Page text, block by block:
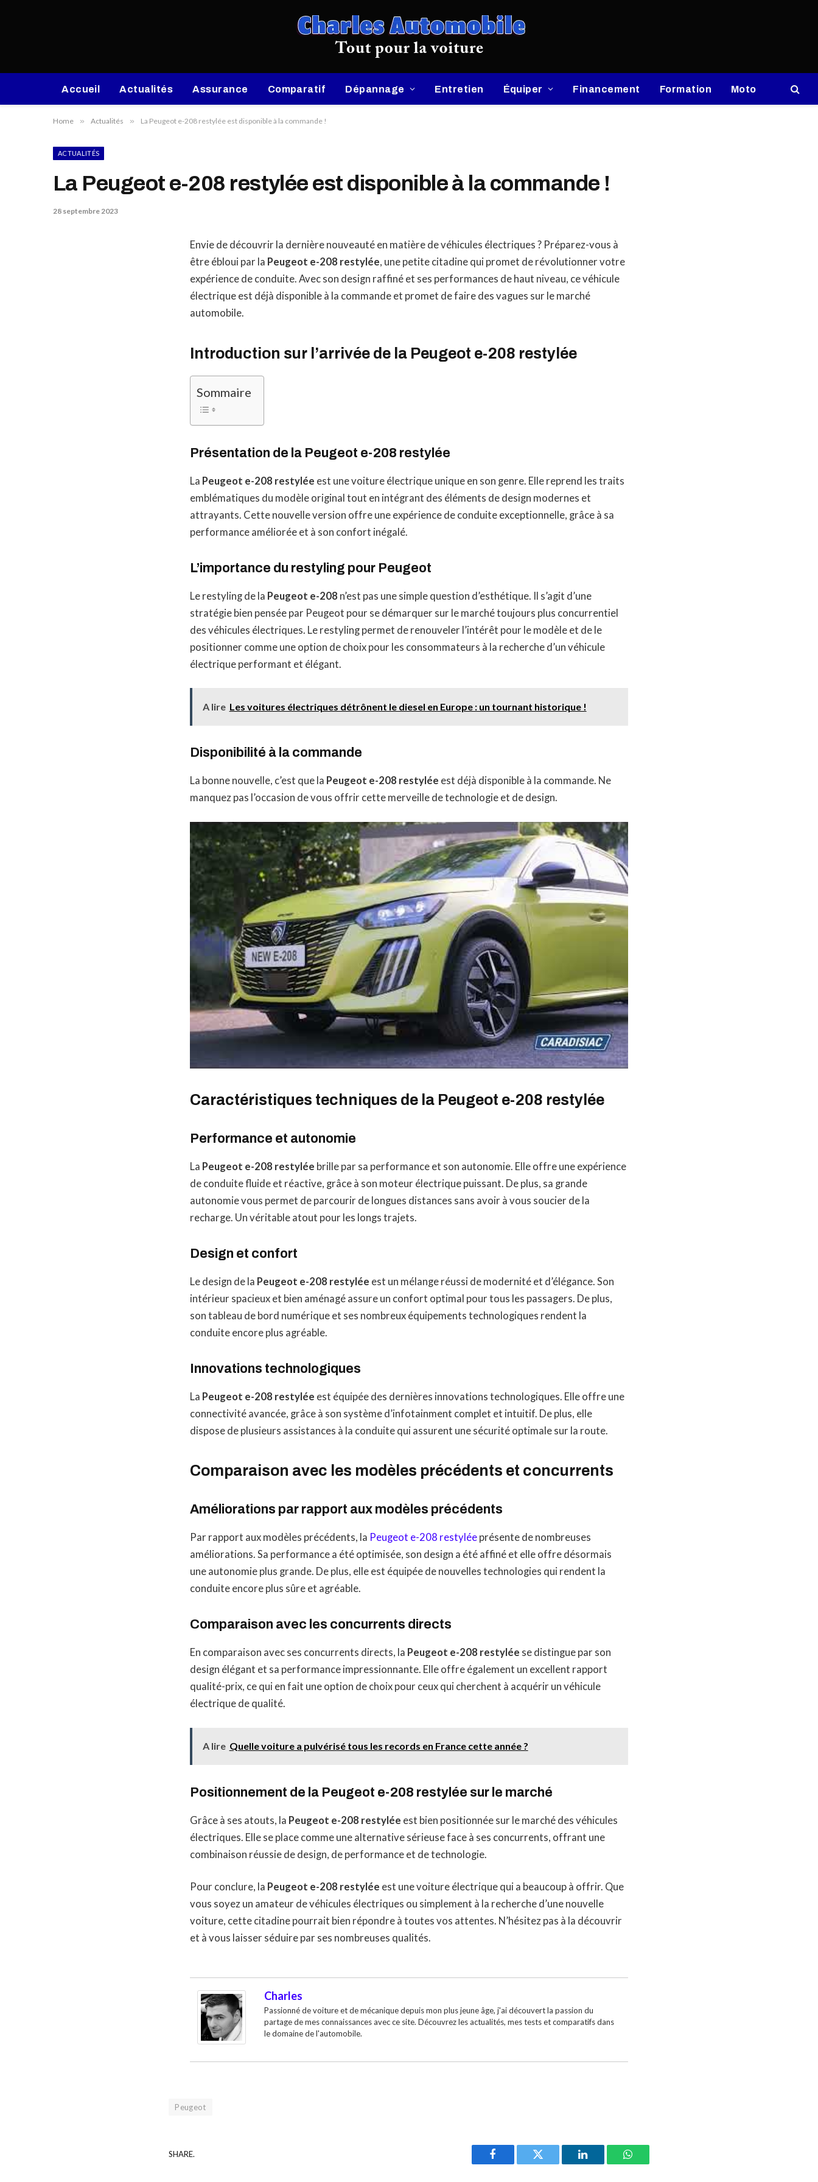
Accueil Actualités Assurance Comparatif Dépannage Entretien Équiper Financement Formation Moto
Home » Actualités » La Peugeot e-208 restylée est disponible à la commande !
ACTUALITÉS
La Peugeot e-208 restylée est disponible à la commande !
28 septembre 2023
Envie de découvrir la dernière nouveauté en matière de véhicules électriques ? Préparez-vous à
être ébloui par la Peugeot e-208 restylée, une petite citadine qui promet de révolutionner votre
expérience de conduite. Avec son design raffiné et ses performances de haut niveau, ce véhicule
électrique est déjà disponible à la commande et promet de faire des vagues sur le marché
automobile.
Introduction sur l’arrivée de la Peugeot e-208 restylée
Sommaire
Présentation de la Peugeot e-208 restylée
La Peugeot e-208 restylée est une voiture électrique unique en son genre. Elle reprend les traits
emblématiques du modèle original tout en intégrant des éléments de design modernes et
attrayants. Cette nouvelle version offre une expérience de conduite exceptionnelle, grâce à sa
performance améliorée et à son confort inégalé.
L’importance du restyling pour Peugeot
Le restyling de la Peugeot e-208 n’est pas une simple question d’esthétique. Il s’agit d’une
stratégie bien pensée par Peugeot pour se démarquer sur le marché toujours plus concurrentiel
des véhicules électriques. Le restyling permet de renouveler l’intérêt pour le modèle et de le
positionner comme une option de choix pour les consommateurs à la recherche d’un véhicule
électrique performant et élégant.
A lire Les voitures électriques détrônent le diesel en Europe : un tournant historique !
Disponibilité à la commande
La bonne nouvelle, c’est que la Peugeot e-208 restylée est déjà disponible à la commande. Ne
manquez pas l’occasion de vous offrir cette merveille de technologie et de design.
Caractéristiques techniques de la Peugeot e-208 restylée
Performance et autonomie
La Peugeot e-208 restylée brille par sa performance et son autonomie. Elle offre une expérience
de conduite fluide et réactive, grâce à son moteur électrique puissant. De plus, sa grande
autonomie vous permet de parcourir de longues distances sans avoir à vous soucier de la
recharge. Un véritable atout pour les longs trajets.
Design et confort
Le design de la Peugeot e-208 restylée est un mélange réussi de modernité et d’élégance. Son
intérieur spacieux et bien aménagé assure un confort optimal pour tous les passagers. De plus,
son tableau de bord numérique et ses nombreux équipements technologiques rendent la
conduite encore plus agréable.
Innovations technologiques
La Peugeot e-208 restylée est équipée des dernières innovations technologiques. Elle offre une
connectivité avancée, grâce à son système d’infotainment complet et intuitif. De plus, elle
dispose de plusieurs assistances à la conduite qui assurent une sécurité optimale sur la route.
Comparaison avec les modèles précédents et concurrents
Améliorations par rapport aux modèles précédents
Par rapport aux modèles précédents, la Peugeot e-208 restylée présente de nombreuses
améliorations. Sa performance a été optimisée, son design a été affiné et elle offre désormais
une autonomie plus grande. De plus, elle est équipée de nouvelles technologies qui rendent la
conduite encore plus sûre et agréable.
Comparaison avec les concurrents directs
En comparaison avec ses concurrents directs, la Peugeot e-208 restylée se distingue par son
design élégant et sa performance impressionnante. Elle offre également un excellent rapport
qualité-prix, ce qui en fait une option de choix pour ceux qui cherchent à acquérir un véhicule
électrique de qualité.
A lire Quelle voiture a pulvérisé tous les records en France cette année ?
Positionnement de la Peugeot e-208 restylée sur le marché
Grâce à ses atouts, la Peugeot e-208 restylée est bien positionnée sur le marché des véhicules
électriques. Elle se place comme une alternative sérieuse face à ses concurrents, offrant une
combinaison réussie de design, de performance et de technologie.
Pour conclure, la Peugeot e-208 restylée est une voiture électrique qui a beaucoup à offrir. Que
vous soyez un amateur de véhicules électriques ou simplement à la recherche d’une nouvelle
voiture, cette citadine pourrait bien répondre à toutes vos attentes. N’hésitez pas à la découvrir
et à vous laisser séduire par ses nombreuses qualités.
Charles
Passionné de voiture et de mécanique depuis mon plus jeune âge, j'ai découvert la passion du
partage de mes connaissances avec ce site. Découvrez les actualités, mes tests et comparatifs dans
le domaine de l'automobile.
Peugeot
SHARE.
Facebook Twitter LinkedIn WhatsApp